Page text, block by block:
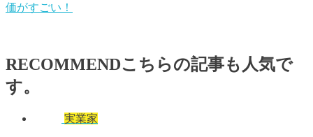
価がすごい！
RECOMMENDこちらの記事も人気で
す。
実業家